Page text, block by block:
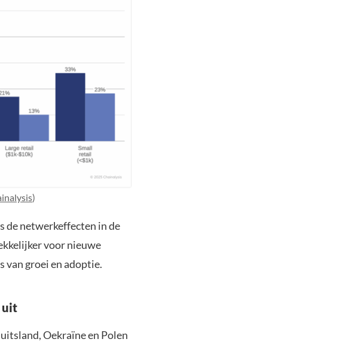
)
de netwerkeffecten in de
voor nieuwe
van groei en adoptie.
uit
Oekraïne en Polen